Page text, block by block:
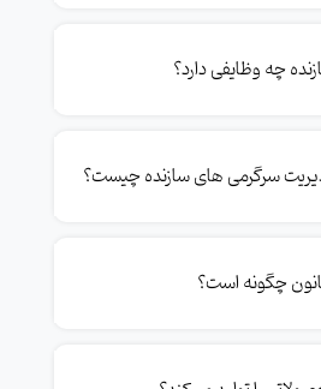
چه وظایفی دارد؟
سرگرمی های سازنده چیست؟
چگونه است؟